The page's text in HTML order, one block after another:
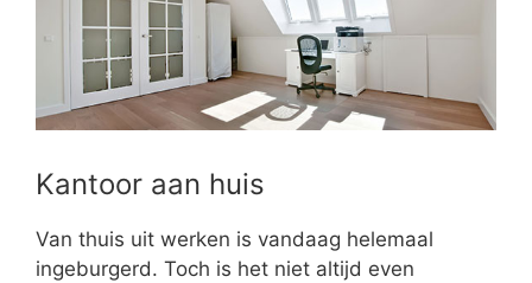
Kantoor aan huis
Van thuis uit werken is vandaag helemaal
ingeburgerd. Toch is het niet altijd even